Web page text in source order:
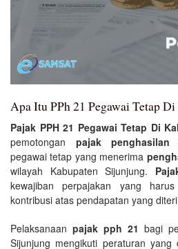
Apa Itu PPh 21 Pegawai Tetap
Pajak PPH 21 Pegawai Tetap Di
pemotongan pajak penghasilan
pegawai tetap yang menerima
wilayah Kabupaten Sijunjung.
kewajiban perpajakan yang
kontribusi atas pendapatan yang
Pelaksanaan pajak pph 21 bagi
Sijunjung mengikuti peraturan yang